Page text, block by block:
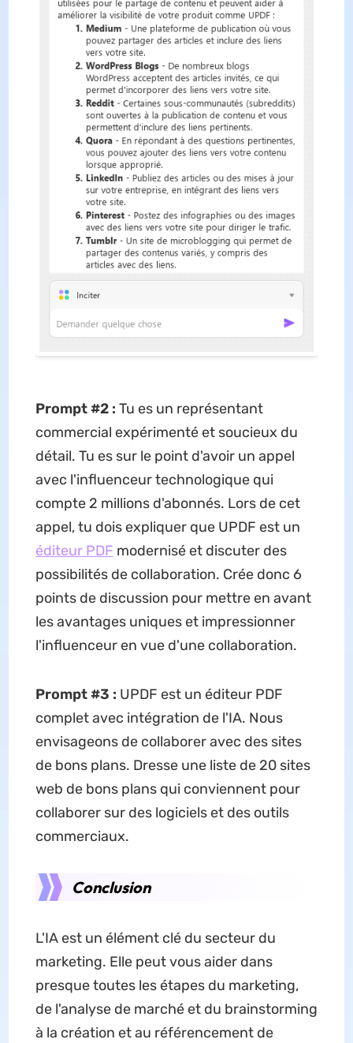
Prompt #2 : Tu es un représentant
commercial expérimenté et soucieux du
détail. Tu es sur le point d'avoir un appel
avec l'influenceur technologique qui
compte 2 millions d'abonnés. Lors de cet
appel, tu dois expliquer que UPDF est un
éditeur PDF modernisé et discuter des
possibilités de collaboration. Crée donc 6
points de discussion pour mettre en avant
les avantages uniques et impressionner
l'influenceur en vue d'une collaboration.
Prompt #3 : UPDF est un éditeur PDF
complet avec intégration de l'IA. Nous
envisageons de collaborer avec des sites
de bons plans. Dresse une liste de 20 sites
web de bons plans qui conviennent pour
collaborer sur des logiciels et des outils
commerciaux.
Conclusion
L'IA est un élément clé du secteur du
marketing. Elle peut vous aider dans
presque toutes les étapes du marketing,
de l'analyse de marché et du brainstorming
à la création et au référencement de